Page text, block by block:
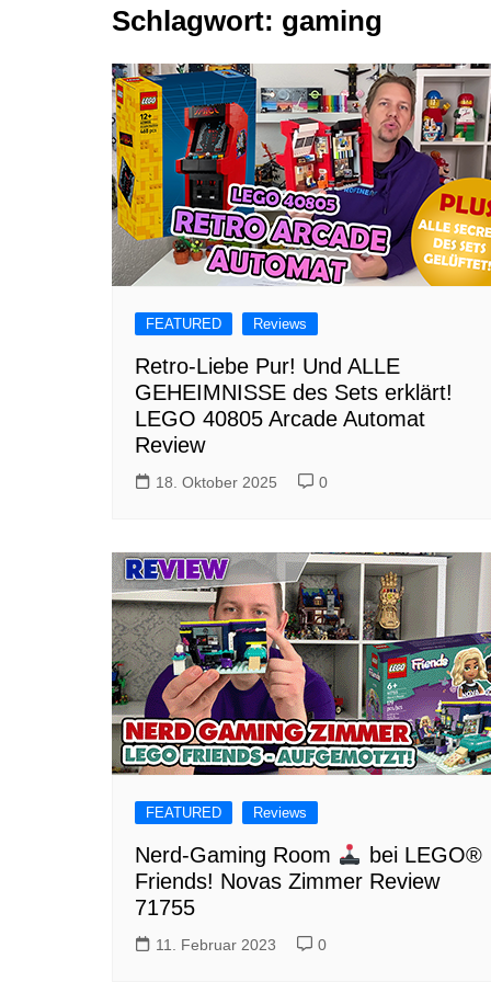
Tutorials
NerdStuff
Speedbuild
GAMEzeit
Muss das Sein
Retroecke
Building Bricks For
Warenkorb
Schlagwort: gaming
FEATURED Reviews
Retro-Liebe Pur! Und ALLE
GEHEIMNISSE des Sets erklärt!
LEGO 40805 Arcade Automat
Review
18. Oktober 2025 0
FEATURED Reviews
Nerd-Gaming Room
bei LEGO®
Friends! Novas Zimmer Review
71755
11. Februar 2023 0